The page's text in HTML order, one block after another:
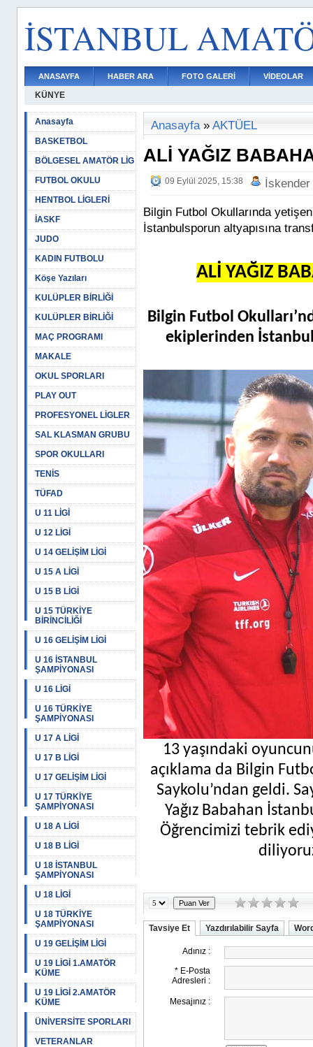
İSTANBUL
ANASAYFA HABER ARA FOTO GALERİ VİDEOLAR
KÜNYE
Anasayfa
BASKETBOL
BÖLGESEL AMATÖR LİG
FUTBOL OKULU
HENTBOL LİGLERİ
İASKF
JUDO
KADIN FUTBOLU
Köşe Yazıları
KULÜPLER BİRLİĞİ
KULÜPLER BİRLİĞİ
MAÇ PROGRAMI
MAKALE
OKUL SPORLARI
PLAY OUT
PROFESYONEL LİGLER
SAL KLASMAN GRUBU
SPOR OKULLARI
TENİS
TÜFAD
U 11 LİGİ
U 12 LİGİ
U 14 GELİŞİM LİGİ
U 15 A LİGİ
U 15 B LİGİ
U 15 TÜRKİYE
BİRİNCİLİĞİ
U 16 GELİŞİM LİGİ
U 16 İSTANBUL
ŞAMPİYONASI
U 16 LİGİ
U 16 TÜRKİYE
ŞAMPİYONASI
U 17 A LİGİ
U 17 B LİGİ
U 17 GELİŞİM LİGİ
U 17 TÜRKİYE
ŞAMPİYONASI
U 18 A LİGİ
U 18 B LİGİ
U 18 İSTANBUL
ŞAMPİYONASI
U 18 LİGİ
U 18 TÜRKİYE
ŞAMPİYONASI
U 19 GELİŞİM LİGİ
U 19 LİGİ 1.AMATÖR
KÜME
U 19 LİGİ 2.AMATÖR
KÜME
ÜNİVERSİTE SPORLARI
VETERANLAR
Anasayfa» AKTÜEL
ALİ YAĞIZ
09 Eylül 2025, 15:38 İskender
Bilgin Futbol Okullarında
İstanbulsporun altyapısına
ALİ YAĞIZ
Bilgin Futbol
ekiplerinden
13 yaşındaki
açıklama da Bilgin
Saykolu’ndan geldi.
Yağız Babahan
Öğrencimizi tebrik
Tavsiye Et Yazdırılabilir Sayfa